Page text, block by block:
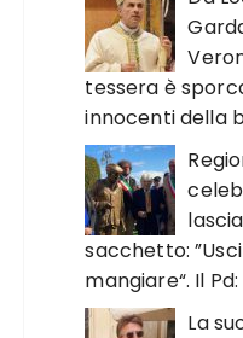
tessera è
innocenti della
sacchetto:
mangiare“. Il
La